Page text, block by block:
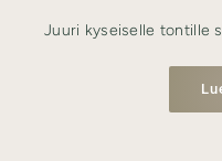
Juuri kyseiselle tontille